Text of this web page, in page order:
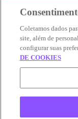
que você encontre o
experiência seja bem-
acontece nos sites
© 2025 Afya
Alameda Lorena,
01424-001 - CNPJ
Coletamos dados
site, além de
configurar suas
DE COOKIES